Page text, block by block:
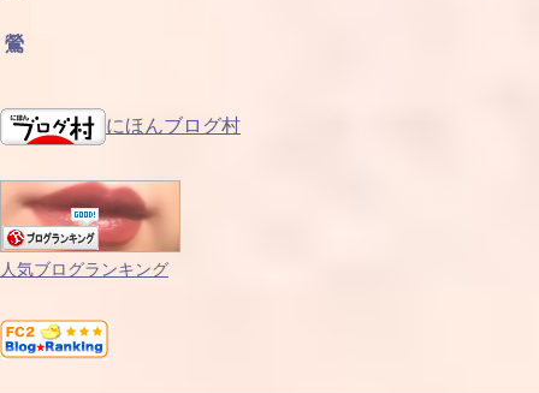
鶯
にほんブログ村
人気ブログランキング